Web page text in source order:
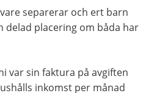
separerar och ert barn
delad placering om båda har
var sin faktura på avgiften
inkomst per månad